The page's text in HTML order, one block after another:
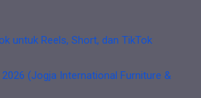
untuk Reels, Short, dan TikTok
2026 (Jogja International Furniture &